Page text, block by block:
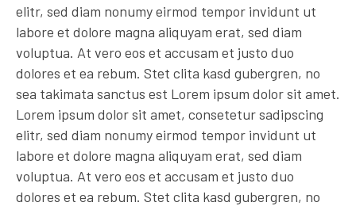
elitr, sed diam nonumy eirmod tempor invidunt ut
labore et dolore magna aliquyam erat, sed diam
voluptua. At vero eos et accusam et justo duo
dolores et ea rebum. Stet clita kasd gubergren, no
sea takimata sanctus est Lorem ipsum dolor sit amet.
Lorem ipsum dolor sit amet, consetetur sadipscing
elitr, sed diam nonumy eirmod tempor invidunt ut
labore et dolore magna aliquyam erat, sed diam
voluptua. At vero eos et accusam et justo duo
dolores et ea rebum. Stet clita kasd gubergren, no